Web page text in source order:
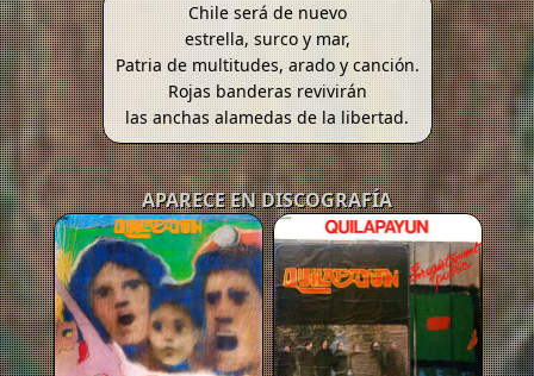
Chile será de nuevo
estrella, surco y mar,
Patria de multitudes, arado y canción.
Rojas banderas revivirán
las anchas alamedas de la libertad.
APARECE EN DISCOGRAFÍA